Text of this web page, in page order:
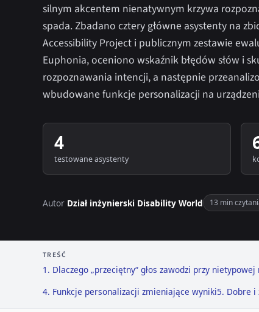
silnym akcentem nienatywnym krzywa
spada. Zbadano cztery główne asystenty na
Accessibility Project i publicznym zestawie
Euphonia, oceniono wskaźnik błędów słów i
rozpoznawania intencji, a następnie
wbudowane funkcje personalizacji na
4
testowane asystenty
Autor Dział inżynierski Disability World 13 min
TREŚĆ
1. Dlaczego „przeciętny“ głos zawodzi przy
4. Funkcje personalizacji zmieniające wyniki5. Dobre i